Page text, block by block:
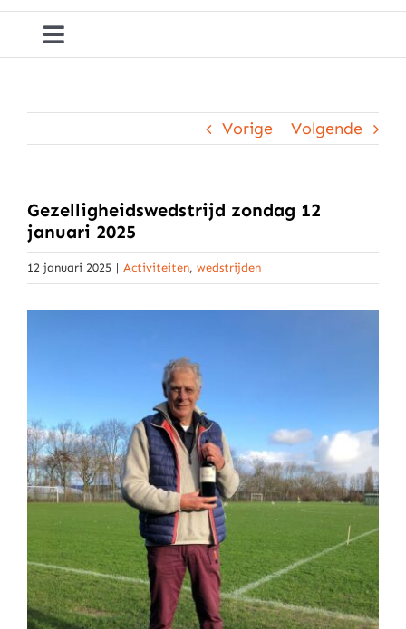
Toggle
Lessen
Arrangementen
Activiteitenkalender
Contact
Leden
Vorige Volgende
Gezelligheidswedstrijd zondag 12
januari 2025
12 januari 2025 | Activiteiten, wedstrijden